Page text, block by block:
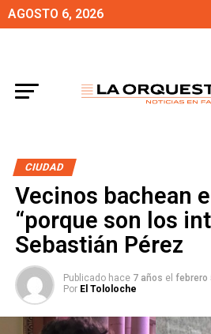
AGOSTO 6, 2026
CIUDAD
Vecinos bachean
“porque son los
Sebastián Pérez
Publicado hace 7 años el febrero
Por El Tololoche